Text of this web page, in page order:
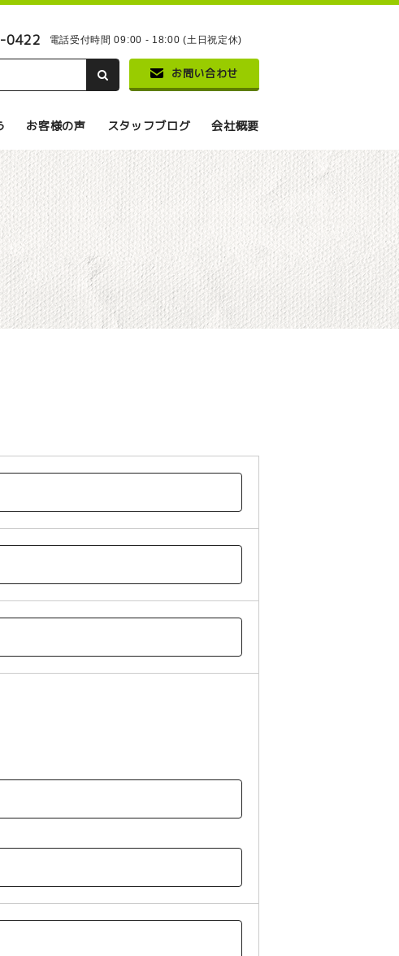
0422 電話受付時間 09:00 - 18:00 (土日祝定休)
お問い合わせ
お客様の声 スタッフブログ 会社概要